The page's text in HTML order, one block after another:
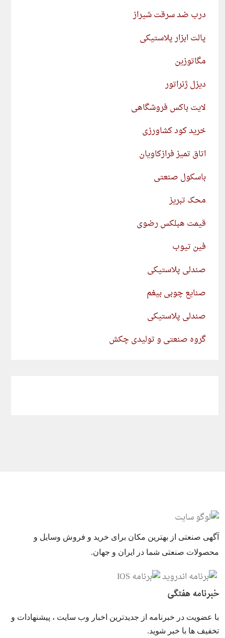
درب ضد سرقت شیراز
پالت ابزار پلاستیکی
مگاتوزین
دیزل ژنراتور
لایت باکس فروشگاهی
خرید کود کشاورزی
اتاق تمیز فرازکاویان
باسکول صنعتی
محک تبریز
قیمت هبلکس رضوی
فین تیوب
صندلی پلاستیکی
صنایع چوبی بیغم
صندلی پلاستیکی
گروه صنعتی و تولیدی چکش
آگهی صنعتی از بهترین مکان برای خرید و فروش وسایل و
محصولات صنعتی شما در ایران و جهان.
خبرنامه هفتگی
با عضویت در خبرنامه از جدیدترین اخبار وب سایت ، پیشنهادات و
تخفیف ها با خبر شوید.